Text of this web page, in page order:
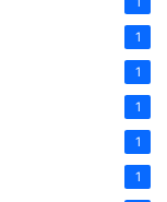
1
1
1
1
1